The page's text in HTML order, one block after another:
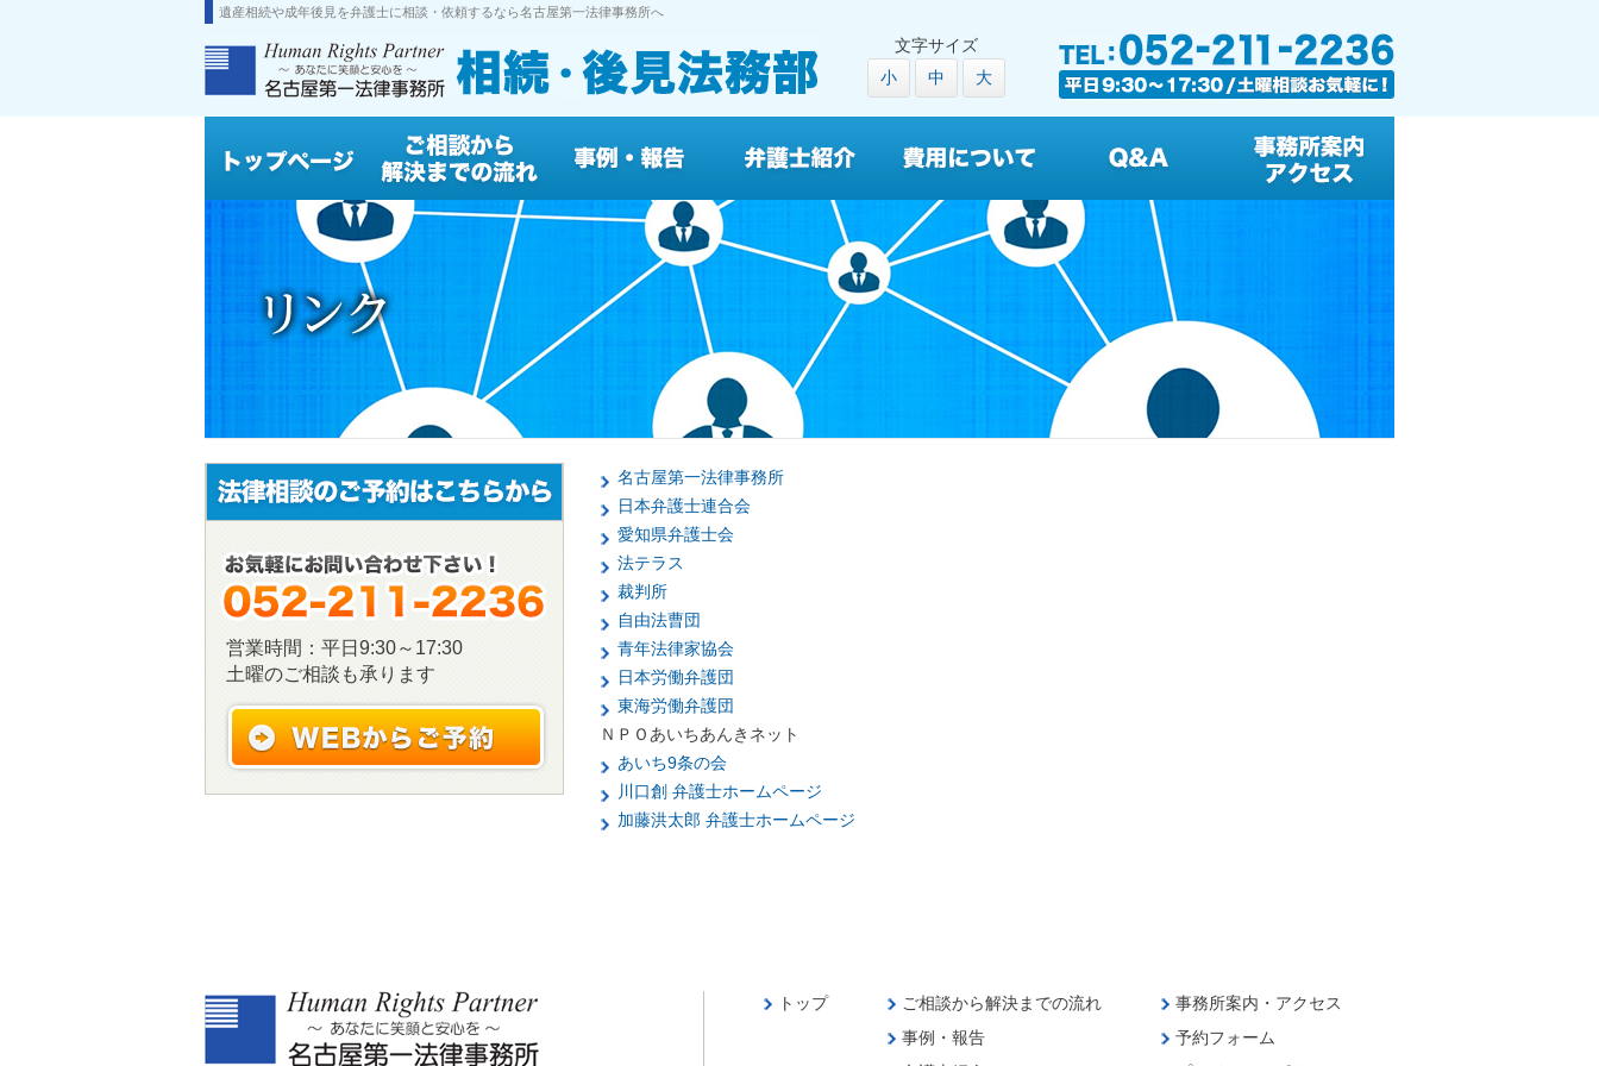
遺産相続や成年後見を弁護士に相談・依頼するなら名古屋第一法律事務所へ
文字サイズ
小
中 大
名古屋第一法律事務所
日本弁護士連合会
愛知県弁護士会
法テラス
裁判所
自由法曹団
青年法律家協会
日本労働弁護団
東海労働弁護団
ＮＰＯあいちあんきネット
あいち9条の会
川口創 弁護士ホームページ
加藤洪太郎 弁護士ホームページ
営業時間：平日9:30～17:30
土曜のご相談も承ります
トップ
ご相談から解決までの流れ
事例・報告
事務所案内・アクセス
予約フォーム